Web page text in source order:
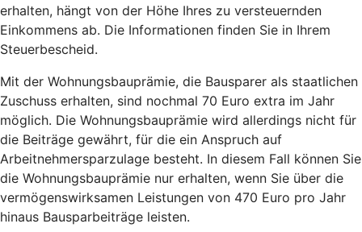
erhalten, hängt von der Höhe Ihres zu versteuernden
Einkommens ab. Die Informationen finden Sie in Ihrem
Steuerbescheid.
Mit der Wohnungsbauprämie, die Bausparer als staatlichen
Zuschuss erhalten, sind nochmal 70 Euro extra im Jahr
möglich. Die Wohnungsbauprämie wird allerdings nicht für
die Beiträge gewährt, für die ein Anspruch auf
Arbeitnehmersparzulage besteht. In diesem Fall können Sie
die Wohnungsbauprämie nur erhalten, wenn Sie über die
vermögenswirksamen Leistungen von 470 Euro pro Jahr
hinaus Bausparbeiträge leisten.